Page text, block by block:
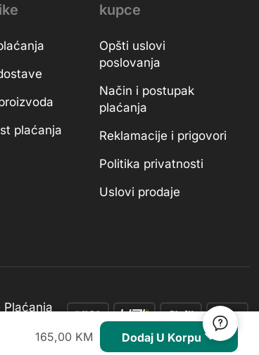
165,00 KM Dodaj U Korpu
plaćanja
kupce
Opšti uslovi
poslovanja
Način i postupak
plaćanja
Reklamacije i prigovori
Politika privatnosti
Uslovi prodaje
Plaćanja